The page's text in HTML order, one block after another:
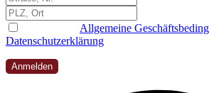
Allgemeine
Datenschutzerklärung
Anmelden